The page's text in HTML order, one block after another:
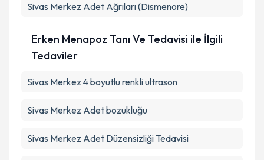
Sivas Merkez Adet Ağrıları (Dismenore)
Erken Menapoz Tanı Ve Tedavisi ile İlgili
Tedaviler
Sivas Merkez 4 boyutlu renkli ultrason
Sivas Merkez Adet bozukluğu
Sivas Merkez Adet Düzensizliği Tedavisi